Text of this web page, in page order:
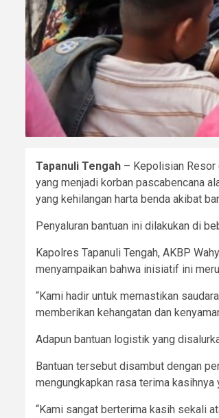
Tapanuli Tengah – Kepolisian Resor
yang menjadi korban pascabencana
yang kehilangan harta benda akibat
Penyaluran bantuan ini dilakukan di
Kapolres Tapanuli Tengah, AKBP
menyampaikan bahwa inisiatif ini
“Kami hadir untuk memastikan
memberikan kehangatan dan
Adapun bantuan logistik yang
Bantuan tersebut disambut dengan
mengungkapkan rasa terima kasihnya
“Kami sangat berterima kasih sekali